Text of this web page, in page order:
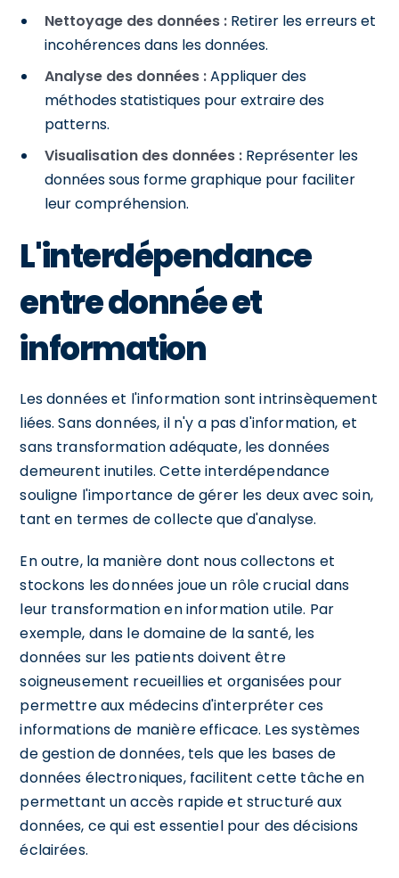
Nettoyage des données : Retirer les erreurs et
incohérences dans les données.
Analyse des données :Appliquer des
méthodes statistiques pour extraire des
patterns.
Visualisation des données : Représenter les
données sous forme graphique pour faciliter
leur compréhension.
L'interdépendance
entre donnée et
information
Les données et l'information sont intrinsèquement
liées. Sans données, il n'y a pas d'information, et
sans transformation adéquate, les données
demeurent inutiles. Cette interdépendance
souligne l'importance de gérer les deux avec soin,
tant en termes de collecte que d'analyse.
En outre, la manière dont nous collectons et
stockons les données joue un rôle crucial dans
leur transformation en information utile. Par
exemple, dans le domaine de la santé, les
données sur les patients doivent être
soigneusement recueillies et organisées pour
permettre aux médecins d'interpréter ces
informations de manière efficace. Les systèmes
de gestion de données, tels que les bases de
données électroniques, facilitent cette tâche en
permettant un accès rapide et structuré aux
données, ce qui est essentiel pour des décisions
éclairées.